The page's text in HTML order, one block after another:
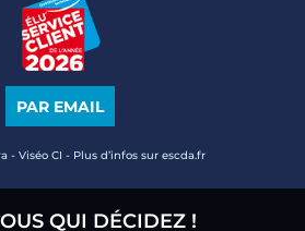
PAR EMAIL
- Viséo CI - Plus d’infos sur escda.fr
QUI DÉCIDEZ !